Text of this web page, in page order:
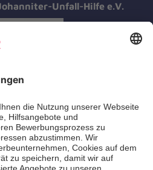
Unfall-Hilfe e.V.
Fortbildung
Hilfe-Kurse
& Ehrenamt